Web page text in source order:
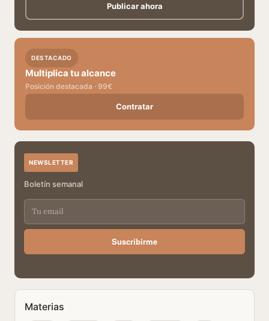
Publicar ahora
DESTACADO
Multiplica tu alcance
Posición destacada · 99€
Contratar
NEWSLETTER
Boletín semanal
Suscribirme
Materias